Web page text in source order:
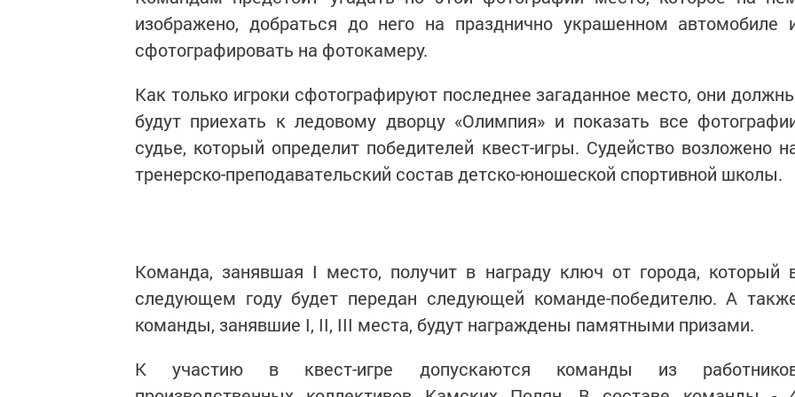
изображено, добраться до него на празднично украшенном автомобиле
сфотографировать на фотокамеру.
Как только игроки сфотографируют последнее загаданное место, они
будут приехать к ледовому дворцу «Олимпия» и показать все
судье, который определит победителей квест-игры. Судейство возложено
тренерско-преподавательский состав детско-юношеской спортивной школы.
Команда, занявшая I место, получит в награду ключ от города, который
следующем году будет передан следующей команде-победителю. А
команды, занявшие I, II, III места, будут награждены памятными призами.
К участию в квест-игре допускаются команды из